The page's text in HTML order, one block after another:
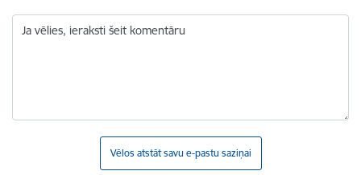
Ja vēlies, ieraksti šeit komentāru
Vēlos atstāt savu e-pastu saziņai